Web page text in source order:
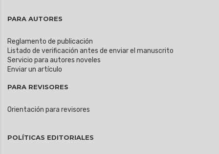
PARA AUTORES
Reglamento de publicación
Listado de verificación antes de enviar el manuscrito
Servicio para autores noveles
Enviar un artículo
PARA REVISORES
Orientación para revisores
POLÍTICAS EDITORIALES